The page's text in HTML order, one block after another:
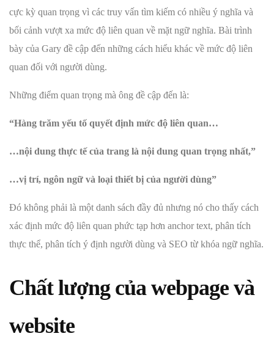
cực kỳ quan trọng vì các truy vấn tìm kiếm có nhiều ý nghĩa và
bối cảnh vượt xa mức độ liên quan về mặt ngữ nghĩa. Bài trình
bày của Gary đề cập đến những cách hiểu khác về mức độ liên
quan đối với người dùng.
Những điểm quan trọng mà ông đề cập đến là:
“Hàng trăm yếu tố quyết định mức độ liên quan…
…nội dung thực tế của trang là nội dung quan trọng nhất,”
…vị trí, ngôn ngữ và loại thiết bị của người dùng”
Đó không phải là một danh sách đầy đủ nhưng nó cho thấy cách
xác định mức độ liên quan phức tạp hơn anchor text, phân tích
thực thể, phân tích ý định người dùng và SEO từ khóa ngữ nghĩa.
Chất lượng của webpage và
website